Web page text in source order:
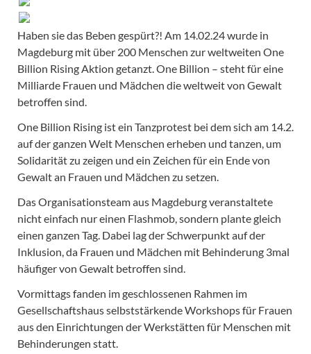
Haben sie das Beben gespürt?! Am 14.02.24 wurde in
Magdeburg mit über 200 Menschen zur weltweiten One
Billion Rising Aktion getanzt. One Billion – steht für eine
Milliarde Frauen und Mädchen die weltweit von Gewalt
betroffen sind.
One Billion Rising ist ein Tanzprotest bei dem sich am 14.2.
auf der ganzen Welt Menschen erheben und tanzen, um
Solidarität zu zeigen und ein Zeichen für ein Ende von
Gewalt an Frauen und Mädchen zu setzen.
Das Organisationsteam aus Magdeburg veranstaltete
nicht einfach nur einen Flashmob, sondern plante gleich
einen ganzen Tag. Dabei lag der Schwerpunkt auf der
Inklusion, da Frauen und Mädchen mit Behinderung 3mal
häufiger von Gewalt betroffen sind.
Vormittags fanden im geschlossenen Rahmen im
Gesellschaftshaus selbststärkende Workshops für Frauen
aus den Einrichtungen der Werkstätten für Menschen mit
Behinderungen statt.